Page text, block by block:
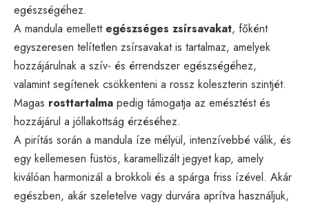
egészségéhez.
A mandula emellett egészséges zsírsavakat, főként
egyszeresen telítetlen zsírsavakat is tartalmaz, amelyek
hozzájárulnak a szív- és érrendszer egészségéhez,
valamint segítenek csökkenteni a rossz koleszterin szintjét.
Magas rosttartalma pedig támogatja az emésztést és
hozzájárul a jóllakottság érzéséhez.
A pirítás során a mandula íze mélyül, intenzívebbé válik, és
egy kellemesen füstös, karamellizált jegyet kap, amely
kiválóan harmonizál a brokkoli és a spárga friss ízével. Akár
egészben, akár szeletelve vagy durvára aprítva használjuk,